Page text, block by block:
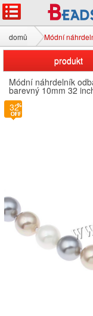
domů Módní
produkt
Módní náhrdelník
barevný 10mm 32